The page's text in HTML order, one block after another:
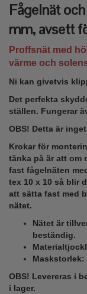
Fågelnät
mm, avsett
Proffsnät med
värme och
Ni kan givetvis
Det perfekta
ställen. Fungerar
OBS! Detta är
Krokar för
tänka på är att om
fast fågelnäten
tex 10 x 10 så blir
att sätta fast med
nätet.
Nätet är
beständig.
Maskstorlek:
OBS! Levereras i
i lager.